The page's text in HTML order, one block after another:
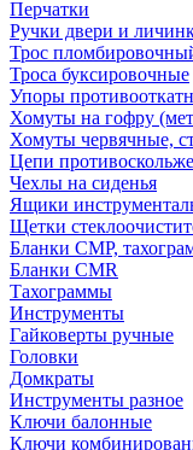
Перчатки
Ручки двери и
Трос
Троса буксировочные
Упоры
Хомуты на гофру
Хомуты червячные,
Цепи
Чехлы на сиденья
Ящики
Щетки
Бланки СМР,
Бланки CMR
Тахограммы
Инструменты
Гайковерты ручные
Головки
Домкраты
Инструменты разное
Ключи балонные
Ключи